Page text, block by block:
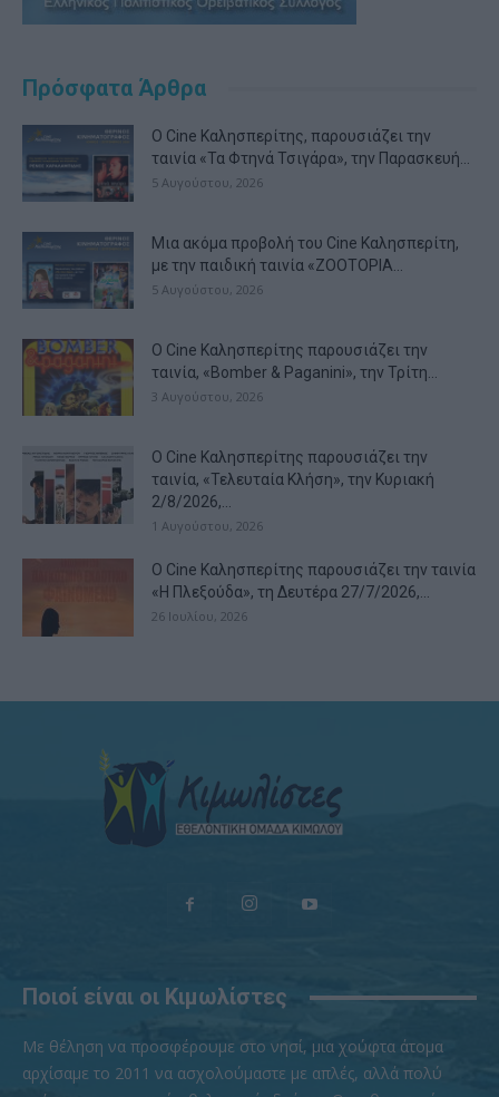
Πρόσφατα Άρθρα
Ο Cine Καλησπερίτης, παρουσιάζει την
ταινία «Τα Φτηνά Τσιγάρα», την Παρασκευή...
5 Αυγούστου, 2026
Μια ακόμα προβολή του Cine Καλησπερίτη,
με την παιδική ταινία «ZOOTOPIA...
5 Αυγούστου, 2026
Ο Cine Καλησπερίτης παρουσιάζει την
ταινία, «Bomber & Paganini», την Τρίτη...
3 Αυγούστου, 2026
Ο Cine Καλησπερίτης παρουσιάζει την
ταινία, «Τελευταία Κλήση», την Κυριακή
2/8/2026,...
1 Αυγούστου, 2026
Ο Cine Καλησπερίτης παρουσιάζει την ταινία
«Η Πλεξούδα», τη Δευτέρα 27/7/2026,...
26 Ιουλίου, 2026
Ποιοί είναι οι Κιμωλίστες
Με θέληση να προσφέρουμε στο νησί, μια χούφτα άτομα
αρχίσαμε το 2011 να ασχολούμαστε με απλές, αλλά πολύ